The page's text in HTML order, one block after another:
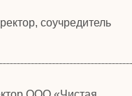
соучредитель